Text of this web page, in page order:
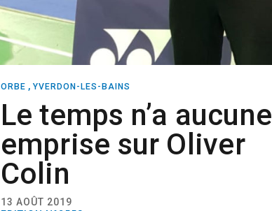
ORBE , YVERDON-LES-BAINS
Le temps n’a aucune
emprise sur Oliver
Colin
13 AOÛT 2019